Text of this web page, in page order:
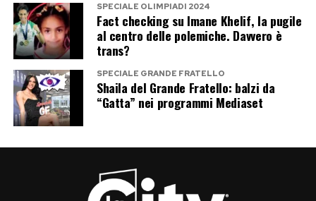
SPECIALE OLIMPIADI 2024
Fact checking su Imane Khelif, la pugile
al centro delle polemiche. Davvero è
trans?
SPECIALE GRANDE FRATELLO
Shaila del Grande Fratello: balzi da
“Gatta” nei programmi Mediaset